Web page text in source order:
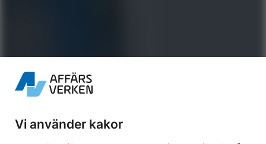
Vi använder kakor